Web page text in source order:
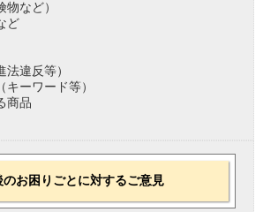
物など）
ど
法違反等）
キーワード等）
商品
のお困りごとに対するご意見